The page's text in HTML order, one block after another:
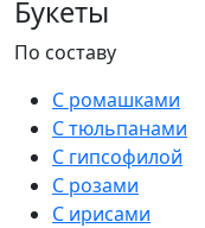
Букеты
По составу
С ромашками
С тюльпанами
С гипсофилой
С розами
С ирисами